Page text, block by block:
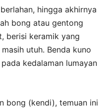
hingga akhirnya
bong atau gentong
berisi keramik yang
utuh. Benda kuno
kedalaman lumayan
bong (kendi), temuan ini